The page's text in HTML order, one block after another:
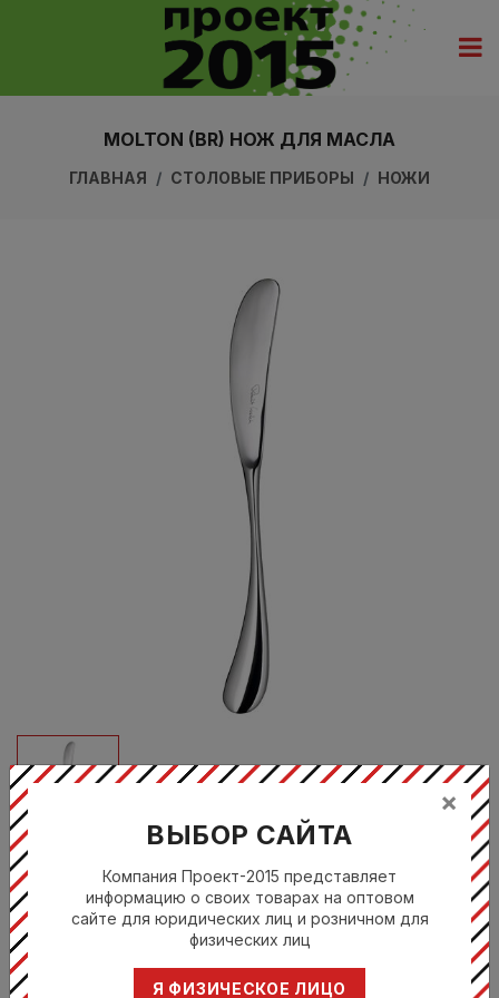
MOLTON (BR) НОЖ ДЛЯ МАСЛА
ГЛАВНАЯ СТОЛОВЫЕ ПРИБОРЫ НОЖИ
MOLBR1030L
MOLTON (BR) НОЖ ДЛЯ МАСЛА
×
ВЫБОР САЙТА
Компания Проект-2015 представляет
информацию о своих товарах на оптовом
сайте для юридических лиц и розничном для
физических лиц
Я ФИЗИЧЕСКОЕ ЛИЦО